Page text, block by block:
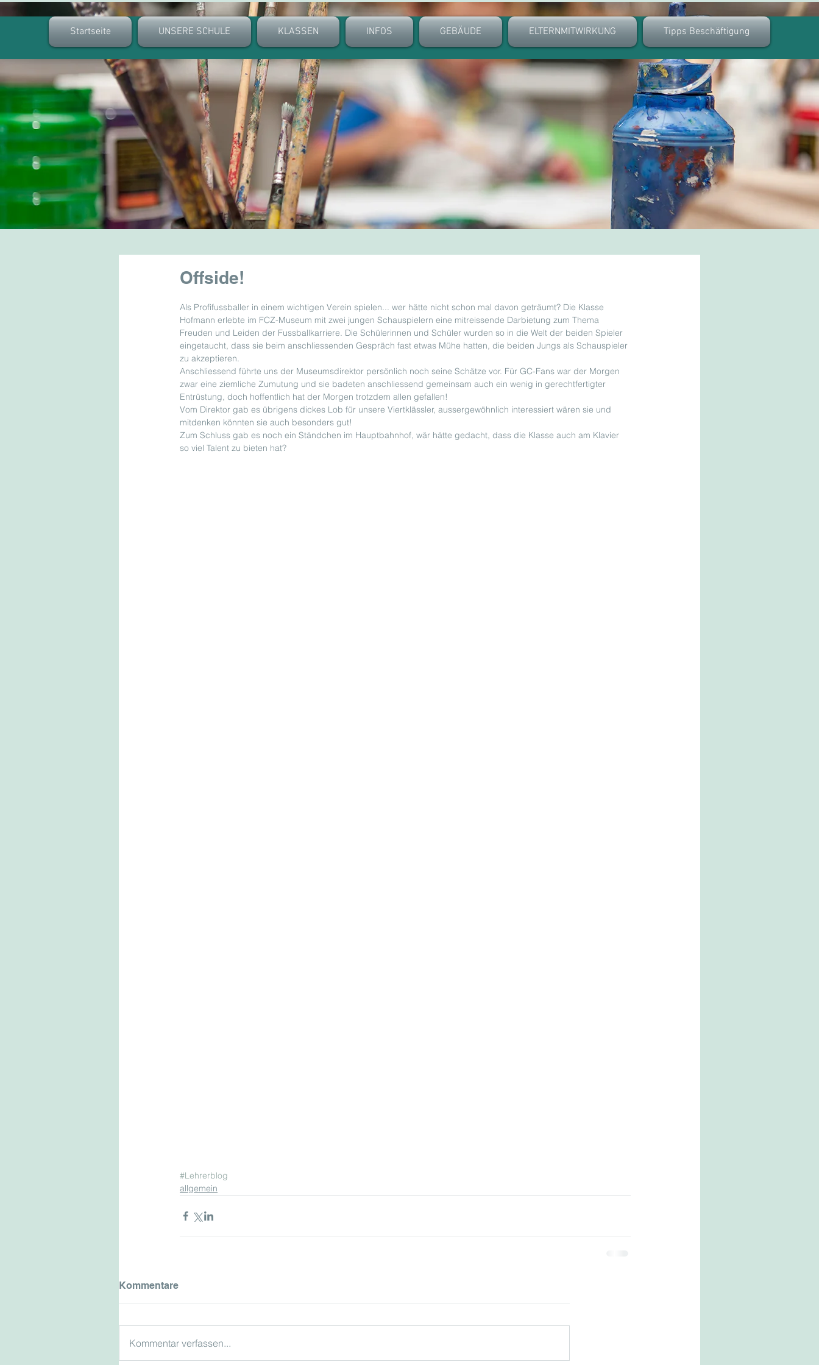
Startseite UNSERE SCHULE KLASSEN INFOS GEBÄUDE ELTERNMITWIRKUNG Tipps Beschäftigung
Offside!
Als Profifussballer in einem wichtigen Verein spielen... wer hätte nicht schon mal davon geträumt? Die Klasse
Hofmann erlebte im FCZ-Museum mit zwei jungen Schauspielern eine mitreissende Darbietung zum Thema
Freuden und Leiden der Fussballkarriere. Die Schülerinnen und Schüler wurden so in die Welt der beiden Spieler
eingetaucht, dass sie beim anschliessenden Gespräch fast etwas Mühe hatten, die beiden Jungs als Schauspieler
zu akzeptieren.
Anschliessend führte uns der Museumsdirektor persönlich noch seine Schätze vor. Für GC-Fans war der Morgen
zwar eine ziemliche Zumutung und sie badeten anschliessend gemeinsam auch ein wenig in gerechtfertigter
Entrüstung, doch hoffentlich hat der Morgen trotzdem allen gefallen!
Vom Direktor gab es übrigens dickes Lob für unsere Viertklässler, aussergewöhnlich interessiert wären sie und
mitdenken könnten sie auch besonders gut!
Zum Schluss gab es noch ein Ständchen im Hauptbahnhof, wär hätte gedacht, dass die Klasse auch am Klavier
so viel Talent zu bieten hat?
#Lehrerblog
allgemein
Kommentare
Kommentar verfassen...